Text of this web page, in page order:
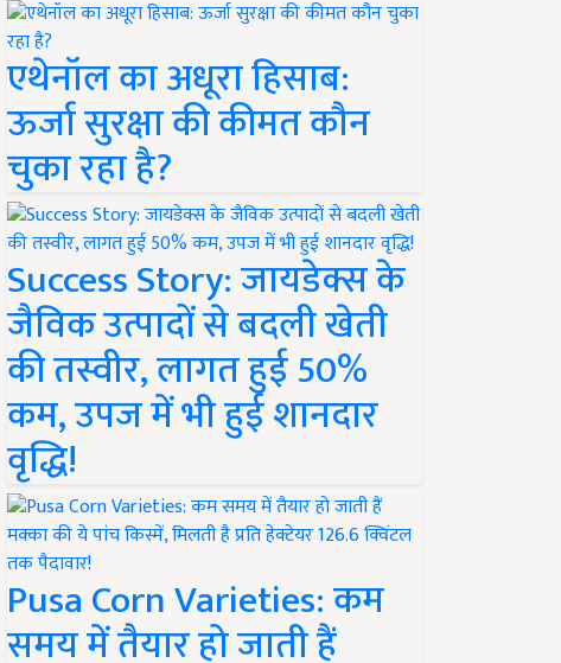
एथेनॉल का अधूरा हिसाब:
ऊर्जा सुरक्षा की कीमत कौन
चुका रहा है?
Success Story: जायडेक्स के
जैविक उत्पादों से बदली खेती
की तस्वीर, लागत हुई 50%
कम, उपज में भी हुई शानदार
वृद्धि!
Pusa Corn Varieties: कम
समय में तैयार हो जाती हैं